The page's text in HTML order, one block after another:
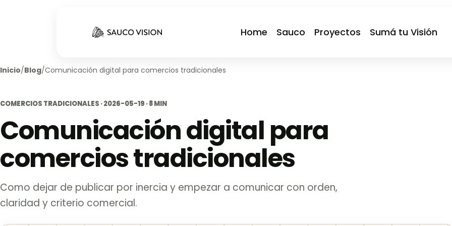
Home Sauco Proyectos Sumá tu Visión
Inicio/Blog/Comunicación digital para comercios tradicionales
COMERCIOS TRADICIONALES · 2026-05-19 · 8 MIN
Comunicación digital para
comercios tradicionales
Como dejar de publicar por inercia y empezar a comunicar con orden,
claridad y criterio comercial.